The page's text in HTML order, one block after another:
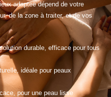
adaptée dépend de votre
de la zone à traiter, et de vos
durable, efficace pour tous
idéale pour peaux
pour une peau lisse